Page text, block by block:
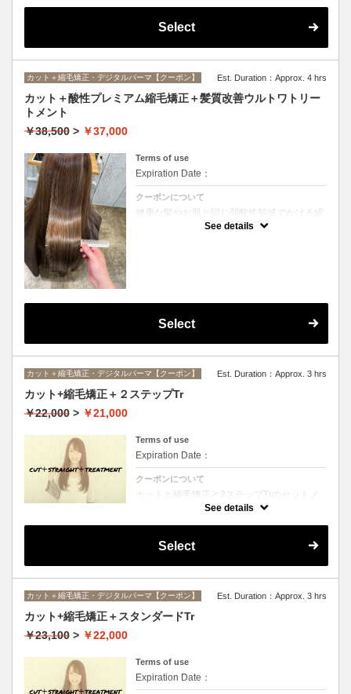
Select
カット＋縮毛矯正・デジタルパーマ【クーポン】 Est. Duration：Approx. 4 hrs
カット＋酸性プレミアム縮毛矯正＋髪質改善ウルトワトリー
トメント
￥38,500 > ￥37,000
Terms of use
Expiration Date：
クーポンについて
健康な髪やお肌と同じ弱酸性領域でかける縮
毛矯正☆髪を瘦せさせることなく、気になる
癖をナチュラルに伸ばせるスペシャルな縮毛
See details
Select
カット＋縮毛矯正・デジタルパーマ【クーポン】 Est. Duration：Approx. 3 hrs
カット+縮毛矯正＋２ステップTr
￥22,000 > ￥21,000
Terms of use
Expiration Date：
クーポンについて
カットと縮毛矯正と2ステップTrのセットメ
ニュー。髪質や状態に合わせて薬剤選定致し
See details
Select
カット＋縮毛矯正・デジタルパーマ【クーポン】 Est. Duration：Approx. 3 hrs
カット+縮毛矯正＋スタンダードTr
￥23,100 > ￥22,000
Terms of use
Expiration Date：